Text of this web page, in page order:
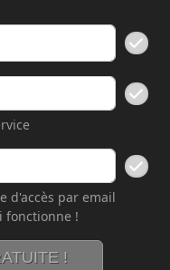
d'accès par email
fonctionne !
!